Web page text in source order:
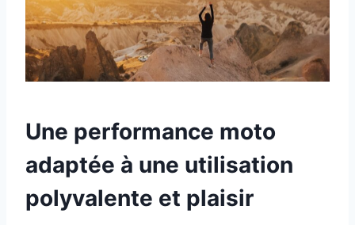
Une performance moto
adaptée à une utilisation
polyvalente et plaisir